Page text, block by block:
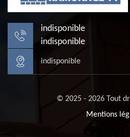
indisponible
indisponible
indisponible
© 2025 - 2026 Tout
Mentions